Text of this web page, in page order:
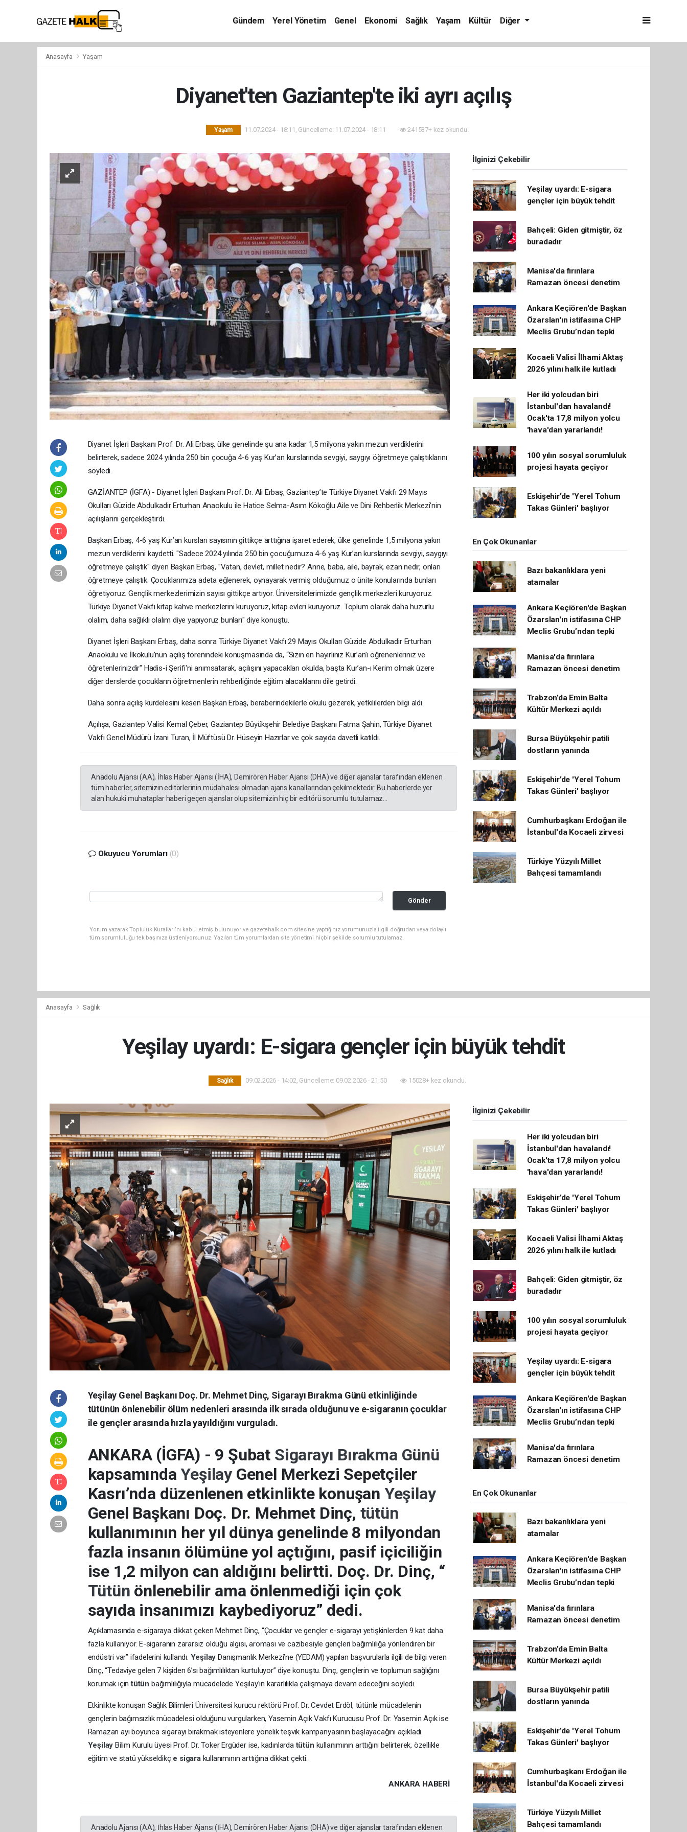
Gündem Yerel Yönetim Genel Ekonomi Sağlık Yaşam Kültür Diğer
Anasayfa Yaşam
Diyanet'ten Gaziantep'te iki ayrı açılış
Yaşam 11.07.2024 - 18:11, Güncelleme: 11.07.2024 - 18:11 241537+ kez okundu.
Diyanet İşleri Başkanı Prof. Dr. Ali Erbaş, ülke genelinde şu ana kadar 1,5 milyona yakın mezun verdiklerini
belirterek, sadece 2024 yılında 250 bin çocuğa 4-6 yaş Kur’an kurslarında sevgiyi, saygıyı öğretmeye çalıştıklarını
söyledi.
GAZİANTEP (İGFA) - Diyanet İşleri Başkanı Prof. Dr. Ali Erbaş, Gaziantep’te Türkiye Diyanet Vakfı 29 Mayıs
Okulları Güzide Abdulkadir Erturhan Anaokulu ile Hatice Selma-Asım Kökoğlu Aile ve Dini Rehberlik Merkezi’nin
açılışlarını gerçekleştirdi.
Başkan Erbaş, 4-6 yaş Kur’an kursları sayısının gittikçe arttığına işaret ederek, ülke genelinde 1,5 milyona yakın
mezun verdiklerini kaydetti. "Sadece 2024 yılında 250 bin çocuğumuza 4-6 yaş Kur’an kurslarında sevgiyi, saygıyı
öğretmeye çalıştık" diyen Başkan Erbaş, "Vatan, devlet, millet nedir? Anne, baba, aile, bayrak, ezan nedir, onları
öğretmeye çalıştık. Çocuklarımıza adeta eğlenerek, oynayarak vermiş olduğumuz o ünite konularında bunları
öğretiyoruz. Gençlik merkezlerimizin sayısı gittikçe artıyor. Üniversitelerimizde gençlik merkezleri kuruyoruz.
Türkiye Diyanet Vakfı kitap kahve merkezlerini kuruyoruz, kitap evleri kuruyoruz. Toplum olarak daha huzurlu
olalım, daha sağlıklı olalım diye yapıyoruz bunları" diye konuştu.
Diyanet İşleri Başkanı Erbaş, daha sonra Türkiye Diyanet Vakfı 29 Mayıs Okulları Güzide Abdulkadir Erturhan
Anaokulu ve İlkokulu’nun açılış törenindeki konuşmasında da, “Sizin en hayırlınız Kur’an’ı öğrenenleriniz ve
öğretenlerinizdir" Hadis-i Şerifi'ni anımsatarak, açılışını yapacakları okulda, başta Kur’an-ı Kerim olmak üzere
diğer derslerde çocukların öğretmenlerin rehberliğinde eğitim alacaklarını dile getirdi.
Daha sonra açılış kurdelesini kesen Başkan Erbaş, beraberindekilerle okulu gezerek, yetkililerden bilgi aldı.
Açılışa, Gaziantep Valisi Kemal Çeber, Gaziantep Büyükşehir Belediye Başkanı Fatma Şahin, Türkiye Diyanet
Vakfı Genel Müdürü İzani Turan, İl Müftüsü Dr. Hüseyin Hazırlar ve çok sayıda davetli katıldı.
Anadolu Ajansı (AA), İhlas Haber Ajansı (İHA), Demirören Haber Ajansı (DHA) ve diğer ajanslar tarafından eklenen
tüm haberler, sitemizin editörlerinin müdahalesi olmadan ajans kanallarından çekilmektedir. Bu haberlerde yer
alan hukuki muhataplar haberi geçen ajanslar olup sitemizin hiç bir editörü sorumlu tutulamaz...
Okuyucu Yorumları (0)
Gönder
Yorum yazarak Topluluk Kuralları’nı kabul etmiş bulunuyor ve gazetehalk.com sitesine yaptığınız yorumunuzla ilgili doğrudan veya dolaylı
tüm sorumluluğu tek başınıza üstleniyorsunuz. Yazılan tüm yorumlardan site yönetimi hiçbir şekilde sorumlu tutulamaz.
İlginizi Çekebilir
Yeşilay uyardı: E-sigara
gençler için büyük tehdit
Bahçeli: Giden gitmiştir, öz
buradadır
Manisa'da fırınlara
Ramazan öncesi denetim
Ankara Keçiören'de Başkan
Özarslan'ın istifasına CHP
Meclis Grubu’ndan tepki
Kocaeli Valisi İlhami Aktaş
2026 yılını halk ile kutladı
Her iki yolcudan biri
İstanbul'dan havalandı!
Ocak'ta 17,8 milyon yolcu
'hava'dan yararlandı!
100 yılın sosyal sorumluluk
projesi hayata geçiyor
Eskişehir’de 'Yerel Tohum
Takas Günleri' başlıyor
En Çok Okunanlar
Bazı bakanlıklara yeni
atamalar
Ankara Keçiören'de Başkan
Özarslan'ın istifasına CHP
Meclis Grubu’ndan tepki
Manisa'da fırınlara
Ramazan öncesi denetim
Trabzon’da Emin Balta
Kültür Merkezi açıldı
Bursa Büyükşehir patili
dostların yanında
Eskişehir’de 'Yerel Tohum
Takas Günleri' başlıyor
Cumhurbaşkanı Erdoğan ile
İstanbul'da Kocaeli zirvesi
Türkiye Yüzyılı Millet
Bahçesi tamamlandı
Anasayfa Sağlık
Yeşilay uyardı: E-sigara gençler için büyük tehdit
Sağlık 09.02.2026 - 14:02, Güncelleme: 09.02.2026 - 21:50 15028+ kez okundu.
Yeşilay Genel Başkanı Doç. Dr. Mehmet Dinç, Sigarayı Bırakma Günü etkinliğinde
tütünün önlenebilir ölüm nedenleri arasında ilk sırada olduğunu ve e-sigaranın çocuklar
ile gençler arasında hızla yayıldığını vurguladı.
ANKARA (İGFA) - 9 Şubat Sigarayı Bırakma Günü
kapsamındaYeşilay Genel Merkezi Sepetçiler
Kasrı’nda düzenlenen etkinlikte konuşan Yeşilay
Genel Başkanı Doç. Dr. Mehmet Dinç, tütün
kullanımının her yıl dünya genelinde 8 milyondan
fazla insanın ölümüne yol açtığını, pasif içiciliğin
ise 1,2 milyon can aldığını belirtti. Doç. Dr. Dinç, “
Tütün önlenebilir ama önlenmediği için çok
sayıda insanımızı kaybediyoruz” dedi.
Açıklamasında e-sigaraya dikkat çeken Mehmet Dinç, “Çocuklar ve gençler e-sigarayı yetişkinlerden 9 kat daha
fazla kullanıyor. E-sigaranın zararsız olduğu algısı, aroması ve cazibesiyle gençleri bağımlılığa yönlendiren bir
endüstri var” ifadelerini kullandı. YeşilayDanışmanlık Merkezi’ne (YEDAM) yapılan başvurularla ilgili de bilgi veren
Dinç, “Tedaviye gelen 7 kişiden 6’sı bağımlılıktan kurtuluyor” diye konuştu. Dinç, gençlerin ve toplumun sağlığını
korumak içintütün bağımlılığıyla mücadelede Yeşilay’ın kararlılıkla çalışmaya devam edeceğini söyledi.
Etkinlikte konuşan Sağlık Bilimleri Üniversitesi kurucu rektörü Prof. Dr. Cevdet Erdöl, tütünle mücadelenin
gençlerin bağımsızlık mücadelesi olduğunu vurgularken, Yasemin Açık Vakfı Kurucusu Prof. Dr. Yasemin Açık ise
Ramazan ayı boyunca sigarayı bırakmak isteyenlere yönelik teşvik kampanyasının başlayacağını açıkladı.
Yeşilay Bilim Kurulu üyesi Prof. Dr. Toker Ergüder ise, kadınlardatütün kullanımının arttığını belirterek, özellikle
eğitim ve statü yükseldikç e sigara kullanımının arttığına dikkat çekti.
ANKARA HABERİ
Anadolu Ajansı (AA), İhlas Haber Ajansı (İHA), Demirören Haber Ajansı (DHA) ve diğer ajanslar tarafından eklenen
İlginizi Çekebilir
Her iki yolcudan biri
İstanbul'dan havalandı!
Ocak'ta 17,8 milyon yolcu
'hava'dan yararlandı!
Eskişehir’de 'Yerel Tohum
Takas Günleri' başlıyor
Kocaeli Valisi İlhami Aktaş
2026 yılını halk ile kutladı
Bahçeli: Giden gitmiştir, öz
buradadır
100 yılın sosyal sorumluluk
projesi hayata geçiyor
Yeşilay uyardı: E-sigara
gençler için büyük tehdit
Ankara Keçiören'de Başkan
Özarslan'ın istifasına CHP
Meclis Grubu’ndan tepki
Manisa'da fırınlara
Ramazan öncesi denetim
En Çok Okunanlar
Bazı bakanlıklara yeni
atamalar
Ankara Keçiören'de Başkan
Özarslan'ın istifasına CHP
Meclis Grubu’ndan tepki
Manisa'da fırınlara
Ramazan öncesi denetim
Trabzon’da Emin Balta
Kültür Merkezi açıldı
Bursa Büyükşehir patili
dostların yanında
Eskişehir’de 'Yerel Tohum
Takas Günleri' başlıyor
Cumhurbaşkanı Erdoğan ile
İstanbul'da Kocaeli zirvesi
Türkiye Yüzyılı Millet
Bahçesi tamamlandı